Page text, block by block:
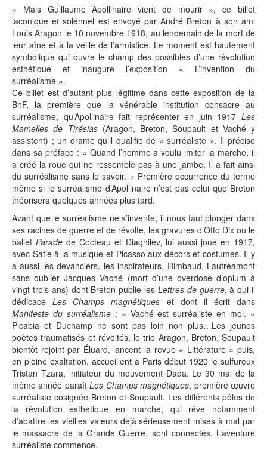
« Mais Guillaume Apollinaire vient de mourir », ce billet
laconique et solennel est envoyé par André Breton à son ami
Louis Aragon le 10 novembre 1918, au lendemain de la mort de
leur aîné et à la veille de l’armistice. Le moment est hautement
symbolique qui ouvre le champ des possibles d’une révolution
esthétique et inaugure l’exposition « L’invention du
surréalisme ».
Ce billet est d’autant plus légitime dans cette exposition de la
BnF, la première que la vénérable institution consacre au
surréalisme, qu’Apollinaire fait représenter en juin 1917 Les
Mamelles de Tirésias(Aragon, Breton, Soupault et Vaché y
assistent) ; un drame qu’il qualifie de « surréaliste ». Il précise
dans sa préface : « Quand l’homme a voulu imiter la marche, il
a créé la roue qui ne ressemble pas à une jambe. Il a fait ainsi
du surréalisme sans le savoir. » Première occurrence du terme
même si le surréalisme d’Apollinaire n’est pas celui que Breton
théorisera quelques années plus tard.
Avant que le surréalisme ne s’invente, il nous faut plonger dans
ses racines de guerre et de révolte, les gravures d’Otto Dix ou le
balletParade de Cocteau et Diaghilev, lui aussi joué en 1917,
avec Satie à la musique et Picasso aux décors et costumes. Il y
a aussi les devanciers, les inspirateurs, Rimbaud, Lautréamont
sans oublier Jacques Vaché (mort d’une overdose d’opium à
vingt-trois ans) dont Breton publie les Lettres de guerre, à qui il
dédicaceLes Champs magnétiques et dont il écrit dans
Manifeste du surréalisme: « Vaché est surréaliste en moi. »
Picabia et Duchamp ne sont pas loin non plus…Les jeunes
poètes traumatisés et révoltés, le trio Aragon, Breton, Soupault
bientôt rejoint par Éluard, lancent la revue « Littérature » puis,
en pleine exaltation, accueillent à Paris début 1920 le sulfureux
Tristan Tzara, initiateur du mouvement Dada. Le 30 mai de la
même année paraîtLes Champs magnétiques, première œuvre
surréaliste cosignée Breton et Soupault. Les différents pôles de
la révolution esthétique en marche, qui rêve notamment
d’abattre les vieilles valeurs déjà sérieusement mises à mal par
le massacre de la Grande Guerre, sont connectés. L’aventure
surréaliste commence.